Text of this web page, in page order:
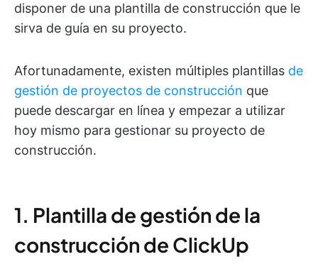
disponer de una plantilla de construcción que le
sirva de guía en su proyecto.
Afortunadamente, existen múltiples plantillas de
gestión de proyectos de construcción que
puede descargar en línea y empezar a utilizar
hoy mismo para gestionar su proyecto de
construcción.
1. Plantilla de gestión de la
construcción de ClickUp